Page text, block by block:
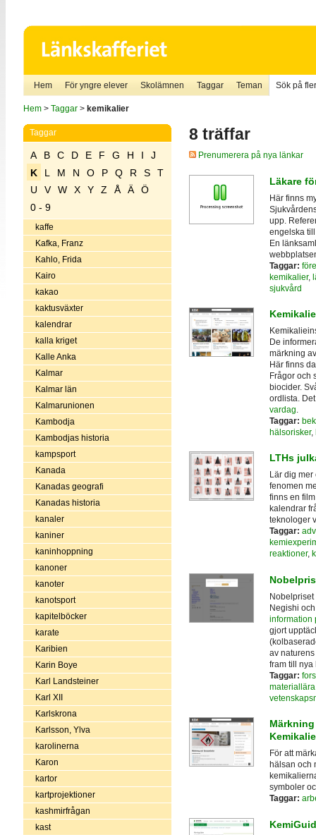
Hem För yngre elever Skolämnen Taggar Teman Sök på
Hem> Taggar> kemikalier
Taggar
A B C D E F G H I
J
K
L M N O P Q R S
T
U
V W X Y Z Å Ä
Ö
0 - 9
kaffe
Kafka, Franz
Kahlo, Frida
Kairo
kakao
kaktusväxter
kalendrar
kalla kriget
Kalle Anka
Kalmar
Kalmar län
Kalmarunionen
Kambodja
Kambodjas historia
kampsport
Kanada
Kanadas geografi
Kanadas historia
kanaler
kaniner
kaninhoppning
kanoner
kanoter
kanotsport
kapitelböcker
karate
Karibien
Karin Boye
Karl Landsteiner
Karl XII
Karlskrona
Karlsson, Ylva
karolinerna
Karon
kartor
kartprojektioner
kashmirfrågan
kast
8 träffar
Prenumerera på nya länkar
Läkare
Här finns
upp.
engelska
En
Taggar:
kemikalier,
sjukvård
De
märkning
Här finns
Frågor och
biocider.
ordlista.
vardag.
Taggar:
hälsorisker,
LTHs
Lär dig
fenomen
finns en
kalendrar
teknologer
Taggar:
reaktioner,
Nobelpriset
Negishi
information
gjort
av
fram till nya
Taggar:
materiallära
För att
hälsan och
symboler
Taggar: